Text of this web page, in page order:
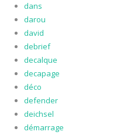
dans
darou
david
debrief
decalque
decapage
déco
defender
deichsel
démarrage